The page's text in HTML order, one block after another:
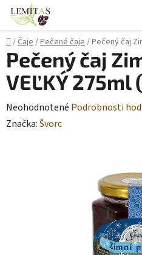
Prejsť
obsah
Domov
/Čaje/Pečené čaje/Pečený čaj
Pečený čaj
VEĽKÝ 275ml
Priemerné
hodnotenie
Neohodnotené Podrobnosti
Značka:Švorc